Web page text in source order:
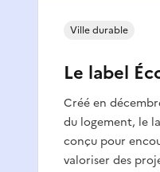
Le label
Créé en
du logement, le
conçu pour
valoriser des
Ville durable